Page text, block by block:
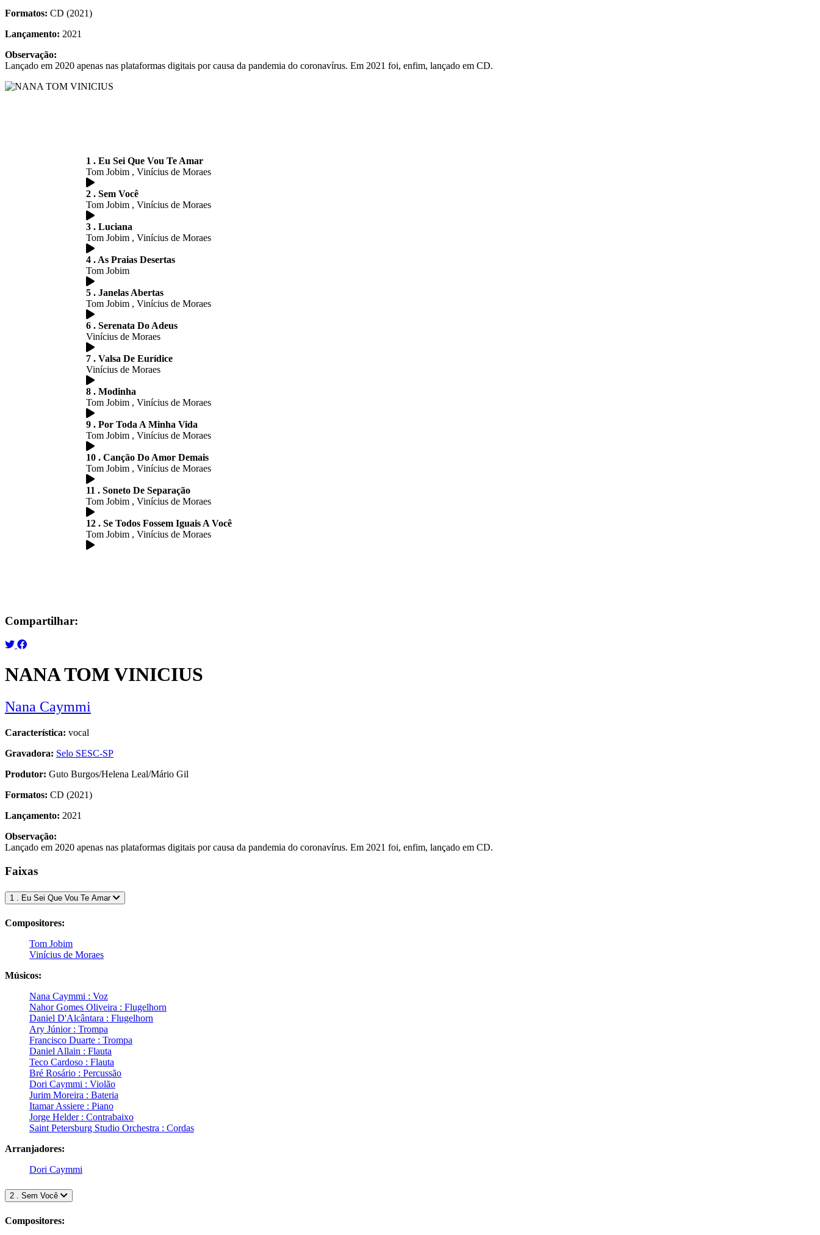
Formatos: CD (2021)
Lançamento: 2021
Observação:
Lançado em 2020 apenas nas plataformas digitais por causa da pandemia do coronavírus. Em 2021 foi, enfim, lançado em CD.
1 . Eu Sei Que Vou Te Amar
Tom Jobim , Vinícius de Moraes
2 . Sem Você
Tom Jobim , Vinícius de Moraes
3 . Luciana
Tom Jobim , Vinícius de Moraes
4 . As Praias Desertas
Tom Jobim
5 . Janelas Abertas
Tom Jobim , Vinícius de Moraes
6 . Serenata Do Adeus
Vinícius de Moraes
7 . Valsa De Eurídice
Vinícius de Moraes
8 . Modinha
Tom Jobim , Vinícius de Moraes
9 . Por Toda A Minha Vida
Tom Jobim , Vinícius de Moraes
10 . Canção Do Amor Demais
Tom Jobim , Vinícius de Moraes
11 . Soneto De Separação
Tom Jobim , Vinícius de Moraes
12 . Se Todos Fossem Iguais A Você
Tom Jobim , Vinícius de Moraes
Compartilhar:
NANA TOM VINICIUS
Nana Caymmi
Característica: vocal
Gravadora: Selo SESC-SP
Produtor: Guto Burgos/Helena Leal/Mário Gil
Formatos: CD (2021)
Lançamento: 2021
Observação:
Lançado em 2020 apenas nas plataformas digitais por causa da pandemia do coronavírus. Em 2021 foi, enfim, lançado em CD.
Faixas
1 . Eu Sei Que Vou Te Amar
Compositores:
Tom Jobim
Vinícius de Moraes
Músicos:
Nana Caymmi : Voz
Nahor Gomes Oliveira : Flugelhorn
Daniel D'Alcântara : Flugelhorn
Ary Júnior : Trompa
Francisco Duarte : Trompa
Daniel Allain : Flauta
Teco Cardoso : Flauta
Bré Rosário : Percussão
Dori Caymmi : Violão
Jurim Moreira : Bateria
Itamar Assiere : Piano
Jorge Helder : Contrabaixo
Saint Petersburg Studio Orchestra : Cordas
Arranjadores:
Dori Caymmi
2 . Sem Você
Compositores: